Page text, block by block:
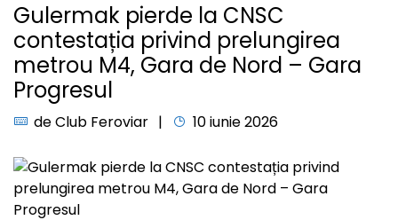
Gulermak pierde la CNSC
contestația privind prelungirea
metrou M4, Gara de Nord – Gara
Progresul
deClub Feroviar 10 iunie 2026